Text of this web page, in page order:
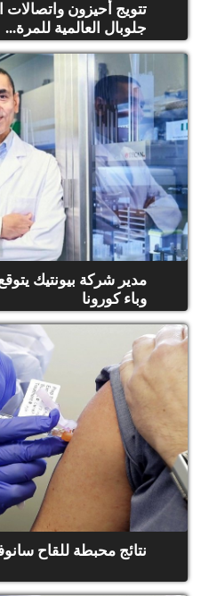
تتويج أحيزون
جلوبال العالمية للمرة...
مدير شركة بيونتيك
وباء كورونا
نتائج محبطة للقاح